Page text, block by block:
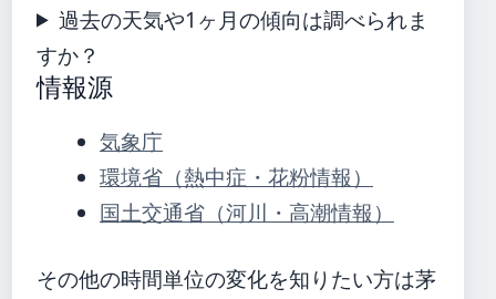
過去の天気や1ヶ月の傾向は調べられま
すか？
情報源
気象庁
環境省（熱中症・花粉情報）
国土交通省（河川・高潮情報）
その他の時間単位の変化を知りたい方は茅